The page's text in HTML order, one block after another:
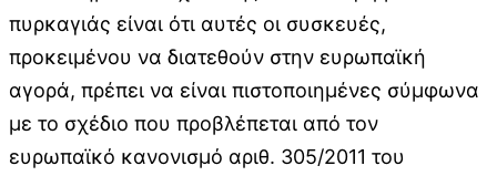
πυρκαγιάς είναι ότι αυτές οι συσκευές,
προκειμένου να διατεθούν στην ευρωπαϊκή
αγορά, πρέπει να είναι πιστοποιημένες σύμφωνα
με το σχέδιο που προβλέπεται από τον
ευρωπαϊκό κανονισμό αριθ. 305/2011 του